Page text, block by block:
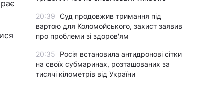
20:39 Суд продовжив тримання під
вартою для Коломойського, захист заявив
про проблеми зі здоров'ям
20:35
Росія встановила антидронові сітки
на своїх субмаринах, розташованих за
тисячі кілометрів від України